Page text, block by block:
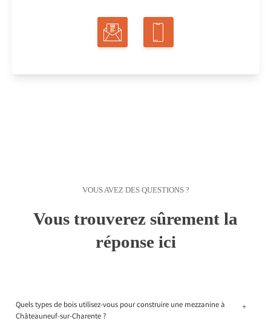
VOUS AVEZ DES QUESTIONS ?
Vous trouverez sûrement la
réponse ici
Quels types de bois utilisez-vous pour construire une mezzanine à
Châteauneuf-sur-Charente ?
+